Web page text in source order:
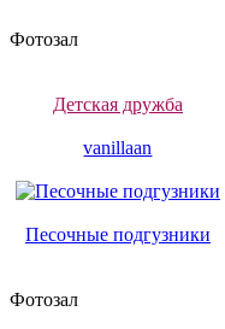
Фотозал
Детская дружба
vanillaan
Песочные подгузники
Фотозал